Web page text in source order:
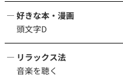
好きな本・漫画
頭文字D
リラックス法
音楽を聴く